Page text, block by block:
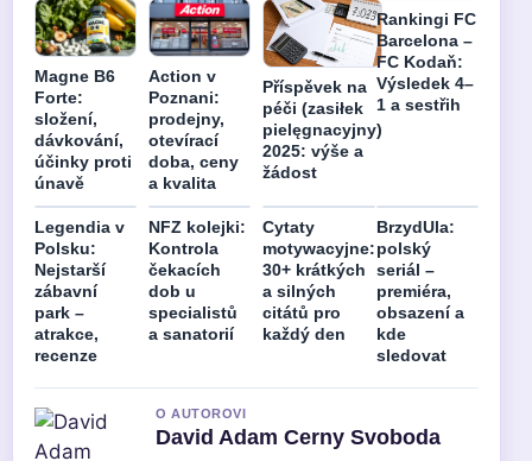
Magne B6
Forte:
složení,
dávkování,
účinky proti
únavě
Action v
Poznani:
prodejny,
otevírací
doba, ceny
a kvalita
Příspěvek na
péči (zasiłek
pielęgnacyjny)
2025: výše a
žádost
Rankingi FC
Barcelona –
FC Kodaň:
Výsledek 4–
1 a sestřih
Legendia v
Polsku:
Nejstarší
zábavní
park –
atrakce,
recenze
NFZ kolejki:
Kontrola
čekacích
dob u
specialistů
a sanatorií
Cytaty
motywacyjne:
30+ krátkých
a silných
citátů pro
každý den
BrzydUla:
polský
seriál –
premiéra,
obsazení a
kde
sledovat
O AUTOROVI
David Adam Cerny Svoboda